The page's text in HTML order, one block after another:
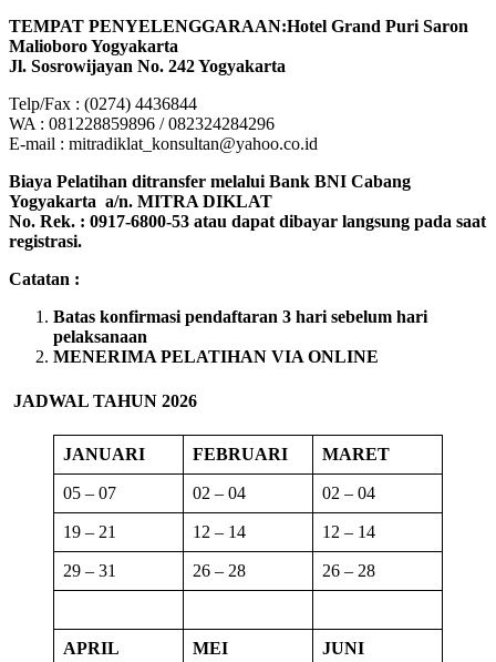
TEMPAT PENYELENGGARAAN:Hotel Grand Puri Saron
Malioboro Yogyakarta
Jl. Sosrowijayan No. 242 Yogyakarta
Telp/Fax : (0274) 4436844
WA : 081228859896 / 082324284296
E-mail : mitradiklat_konsultan@yahoo.co.id
Biaya Pelatihan ditransfer melalui Bank BNI Cabang
Yogyakarta a/n. MITRA DIKLAT
No. Rek. : 0917-6800-53 atau dapat dibayar langsung pada saat
registrasi.
Catatan :
Batas konfirmasi pendaftaran 3 hari sebelum hari
pelaksanaan
MENERIMA PELATIHAN VIA ONLINE
JADWAL TAHUN 2026
JANUARI FEBRUARI MARET
05 – 07 02 – 04 02 – 04
19 – 21 12 – 14 12 – 14
29 – 31 26 – 28 26 – 28
APRIL MEI JUNI